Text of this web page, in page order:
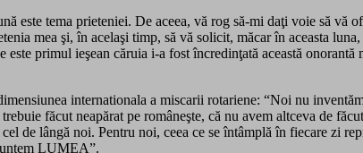
este tema prieteniei. De aceea, vă rog să-mi daţi voie să vă
mea şi, în acelaşi timp, să vă solicit, măcar în aceasta
primul ieşean căruia i-a fost încredinţată această onorantă
internationala a miscarii rotariene: “Noi nu
făcut neapărat pe româneşte, că nu avem altceva de
de lângă noi. Pentru noi, ceea ce se întâmplă în fiecare zi
LUMEA”.